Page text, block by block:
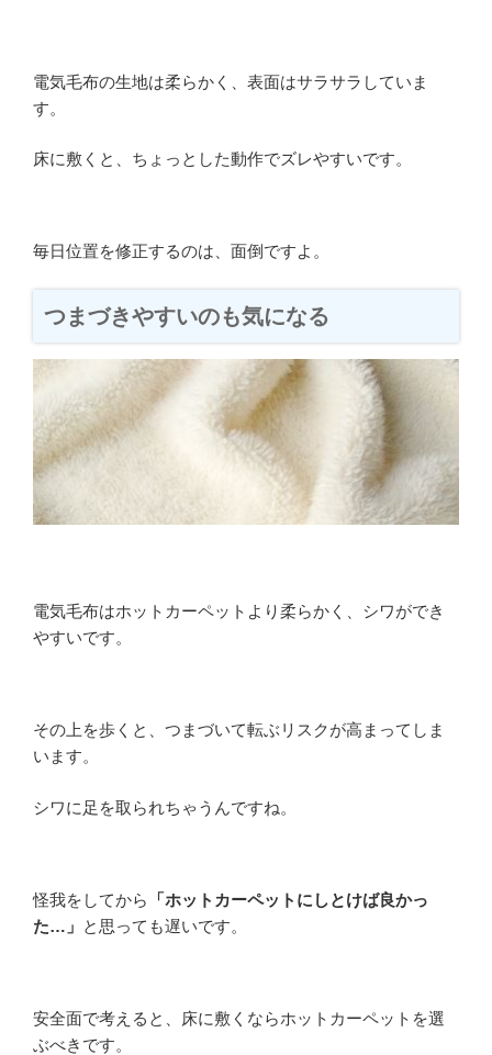
電気毛布の生地は柔らかく、表面はサラサラしていま
す。
床に敷くと、ちょっとした動作でズレやすいです。
毎日位置を修正するのは、面倒ですよ。
つまづきやすいのも気になる
電気毛布はホットカーペットより柔らかく、シワができ
やすいです。
その上を歩くと、つまづいて転ぶリスクが高まってしま
います。
シワに足を取られちゃうんですね。
怪我をしてから
「ホットカーペットにしとけば良かっ
た…」 と思っても遅いです。
安全面で考えると、床に敷くならホットカーペットを選
ぶべきです。